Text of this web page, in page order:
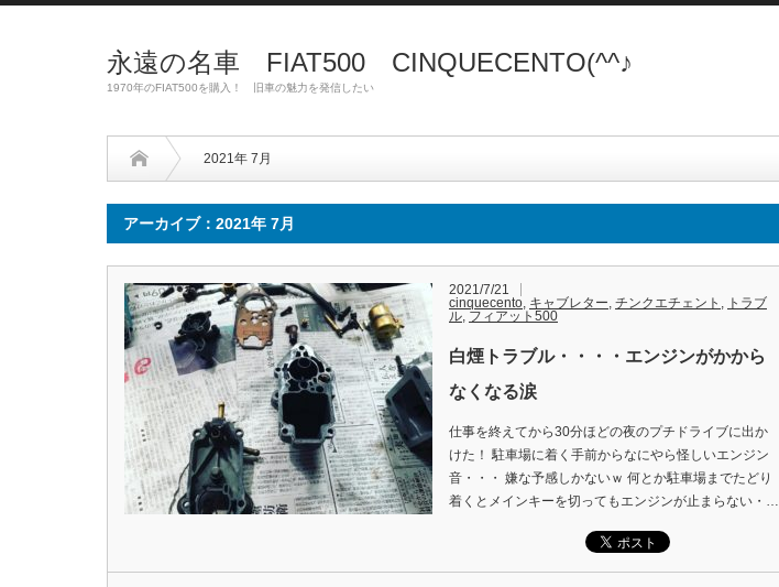
永遠の名車 FIAT500 CINQUECENTO(^^♪
1970年のFIAT500を購入！ 旧車の魅力を発信したい
2021年 7月
アーカイブ：2021年 7月
2021/7/21
cinquecento, キャブレター, チンクエチェント , トラブ
ル, フィアット500
白煙トラブル・・・・エンジンがかから
なくなる涙
仕事を終えてから30分ほどの夜のプチドライブに出か
けた！ 駐車場に着く手前からなにやら怪しいエンジン
音・・・ 嫌な予感しかないｗ 何とか駐車場までたどり
着くとメインキーを切ってもエンジンが止まらない・…